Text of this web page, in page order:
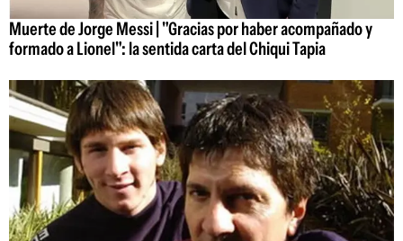
Muerte de Jorge Messi | "Gracias por haber acompañado y
formado a Lionel": la sentida carta del Chiqui Tapia